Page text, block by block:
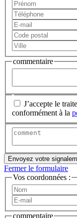
commentaire
J’accepte le
conformément à la
Envoyez votre
Fermer le formulaire
Vos coordonnées :
commentaire